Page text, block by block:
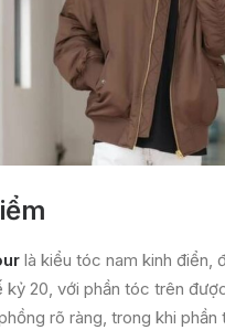
là kiểu tóc nam kinh điển,
kỷ 20, với phần tóc trên
rõ ràng, trong khi phần